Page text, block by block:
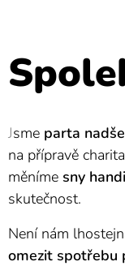
Jsme parta
na přípravě
měníme sny
skutečnost.
Není nám
omezit spotřebu